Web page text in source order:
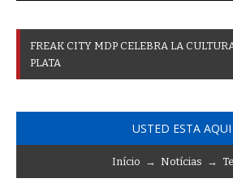
FREAK CITY MDP CELEBRA LA CULTUR
PLATA
USTED ESTA AQUI
Início → Notícias →